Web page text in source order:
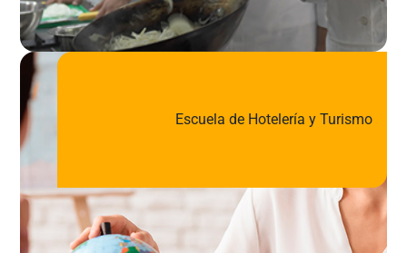
Escuela de Hotelería y Turismo